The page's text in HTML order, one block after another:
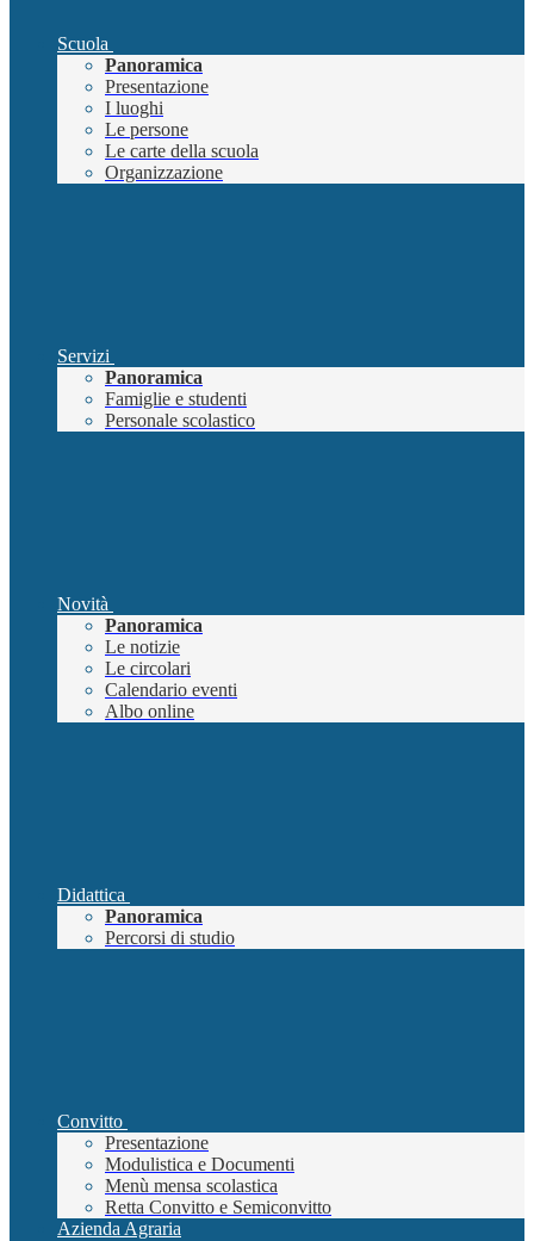
Scuola
Panoramica
Presentazione
I luoghi
Le persone
Le carte della scuola
Organizzazione
Servizi
Panoramica
Famiglie e studenti
Personale scolastico
Novità
Panoramica
Le notizie
Le circolari
Calendario eventi
Albo online
Didattica
Panoramica
Percorsi di studio
Convitto
Presentazione
Modulistica e Documenti
Menù mensa scolastica
Retta Convitto e Semiconvitto
Azienda Agraria